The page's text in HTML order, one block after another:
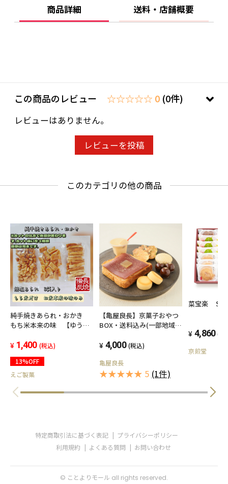
商品詳細 送料・店舗概要
この商品のレビュー ☆☆☆☆☆ 0 (0件)
レビューはありません。
レビューを投稿
このカテゴリの他の商品
純手焼きあられ・おかき
もち米本来の味 【ゆうパ
気持ち値引き】
1,400 (税込)
13%OFF
えご製菓
【亀屋良長】京菓子おやつ
BOX・送料込み(一部地域を
4,000 (税込)
亀屋良長
★★★★★ 5 (1件)
菜宝楽 Ｓ
4,860 (税
京煎堂
特定商取引法に基づく表記
プライバシーポリシー
利用規約
よくある質問 お問い合わせ
© ことよりモール all rights reserved.